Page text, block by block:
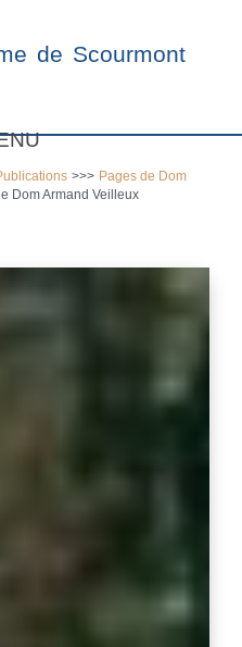
de Scourmont
>>> Pages de Dom
Dom Armand Veilleux